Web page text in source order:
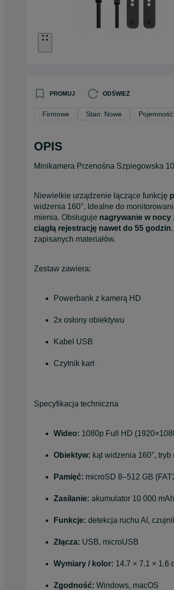
PROMUJ ODŚWIEŻ
Firmowe Stan: Nowe
OPIS
Minikamera Przenośna Szpiegowska
Niewielkie urządzenie łączące funkcję
widzenia 160°. Idealne do
mienia. Obsługuje nagrywanie w nocy
ciągłą rejestrację nawet do 55 godzin
zapisanych materiałów.
Zestaw zawiera:
Powerbank z kamerą HD
2x osłony obiektywu
Kabel USB
Czytnik kart
Specyfikacja techniczna
Wideo: 1080p Full HD
Obiektyw: kąt widzenia 160°,
Pamięć: microSD 8–512 GB
Zasilanie: akumulator 10 000 mAh
Funkcje: detekcja ruchu AI,
Złącza: USB, microUSB
Wymiary / kolor: 14.7 × 7.1 × 1.6
Zgodność: Windows, macOS